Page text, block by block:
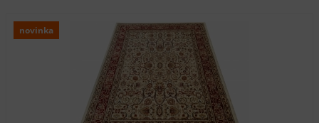
novinka